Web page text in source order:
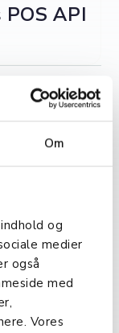
Om
og
medier
også
med
Vores
API